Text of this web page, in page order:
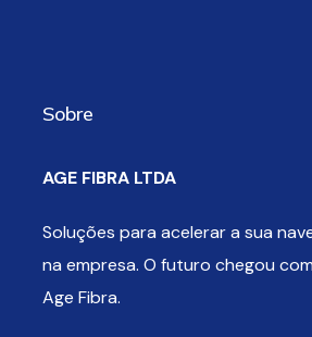
Sobre
AGE FIBRA LTDA
Soluções para acelerar a sua
na empresa. O futuro chegou
Age Fibra.